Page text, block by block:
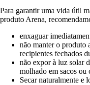
Para garantir uma vida útil
produto Arena,
enxaguar
não manter o produto
recipientes fechados
não expor à luz solar
molhado em sacos ou
Secar naturalmente e